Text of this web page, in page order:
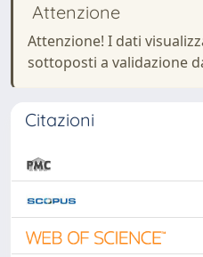
Attenzione
Attenzione! I dati
sottoposti a validazione
Citazioni